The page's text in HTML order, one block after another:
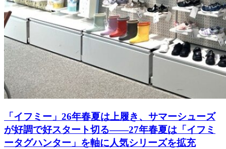
「イフミー」26年春夏は上履き、サマーシューズ
が好調で好スタート切る――27年春夏は「イフミ
ータグハンター」を軸に人気シリーズを拡充